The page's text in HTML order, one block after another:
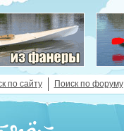
по сайту Поиск по форуму